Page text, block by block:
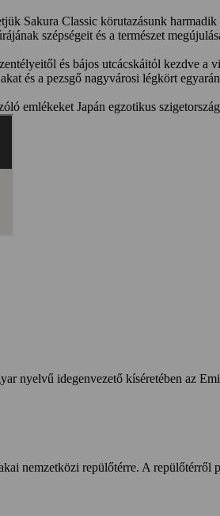
Sakura Classic körutazásunk
szépségeit és a természet
és bájos utcácskáitól kezdve
és a pezsgő nagyvárosi légkört
emlékeket Japán egzotikus
nyelvű idegenvezető kíséretében az
nemzetközi repülőtérre. A